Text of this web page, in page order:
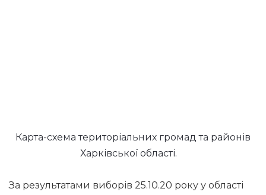
Карта-схема територіальних громад та районів
Харківської області.
За результатами виборів 25.10.20 року у області